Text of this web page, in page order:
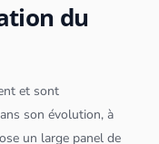
du
et sont
son évolution, à
un large panel de